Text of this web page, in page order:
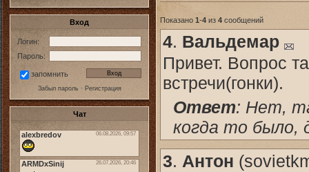
Вход
Логин:
Пароль:
запомнить
Забыл пароль· Регистрация
Чат
Показано 1 -4 из 4 сообщений
4. Вальдемар
Привет. Вопрос
встречи(гонки).
Ответ: Нет,
когда то было,
3. Антон (